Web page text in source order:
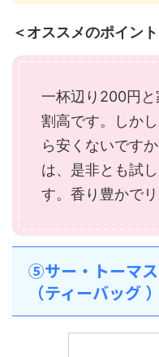
＜オススメのポイン
一杯辺り200円
割高です。しか
ら安くないです
は、是非とも試
す。香り豊かで
⑤サー・トーマ
（ティーバッグ ）